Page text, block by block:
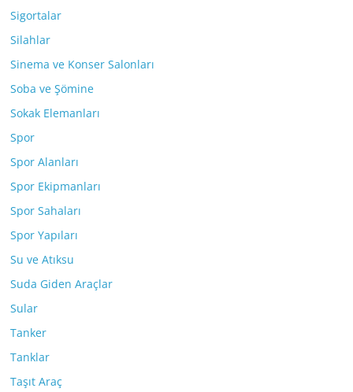
Sigortalar
Silahlar
Sinema ve Konser Salonları
Soba ve Şömine
Sokak Elemanları
Spor
Spor Alanları
Spor Ekipmanları
Spor Sahaları
Spor Yapıları
Su ve Atıksu
Suda Giden Araçlar
Sular
Tanker
Tanklar
Taşıt Araç